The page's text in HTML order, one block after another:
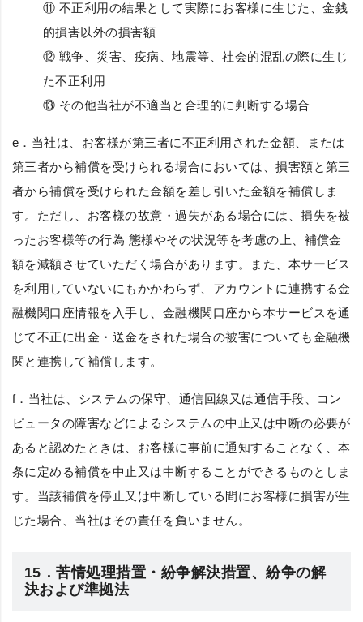
⑪ 不正利用の結果として実際にお客様に生じた、金銭
的損害以外の損害額
⑫ 戦争、災害、疫病、地震等、社会的混乱の際に生じ
た不正利用
⑬ その他当社が不適当と合理的に判断する場合
e．当社は、お客様が第三者に不正利用された金額、または
第三者から補償を受けられる場合においては、損害額と第三
者から補償を受けられた金額を差し引いた金額を補償しま
す。ただし、お客様の故意・過失がある場合には、損失を被
ったお客様等の行為 態様やその状況等を考慮の上、補償金
額を減額させていただく場合があります。また、本サービス
を利用していないにもかかわらず、アカウントに連携する金
融機関口座情報を入手し、金融機関口座から本サービスを通
じて不正に出金・送金をされた場合の被害についても金融機
関と連携して補償します。
f．当社は、システムの保守、通信回線又は通信手段、コン
ピュータの障害などによるシステムの中止又は中断の必要が
あると認めたときは、お客様に事前に通知することなく、本
条に定める補償を中止又は中断することができるものとしま
す。当該補償を停止又は中断している間にお客様に損害が生
じた場合、当社はその責任を負いません。
15．苦情処理措置・紛争解決措置、紛争の解
決および準拠法